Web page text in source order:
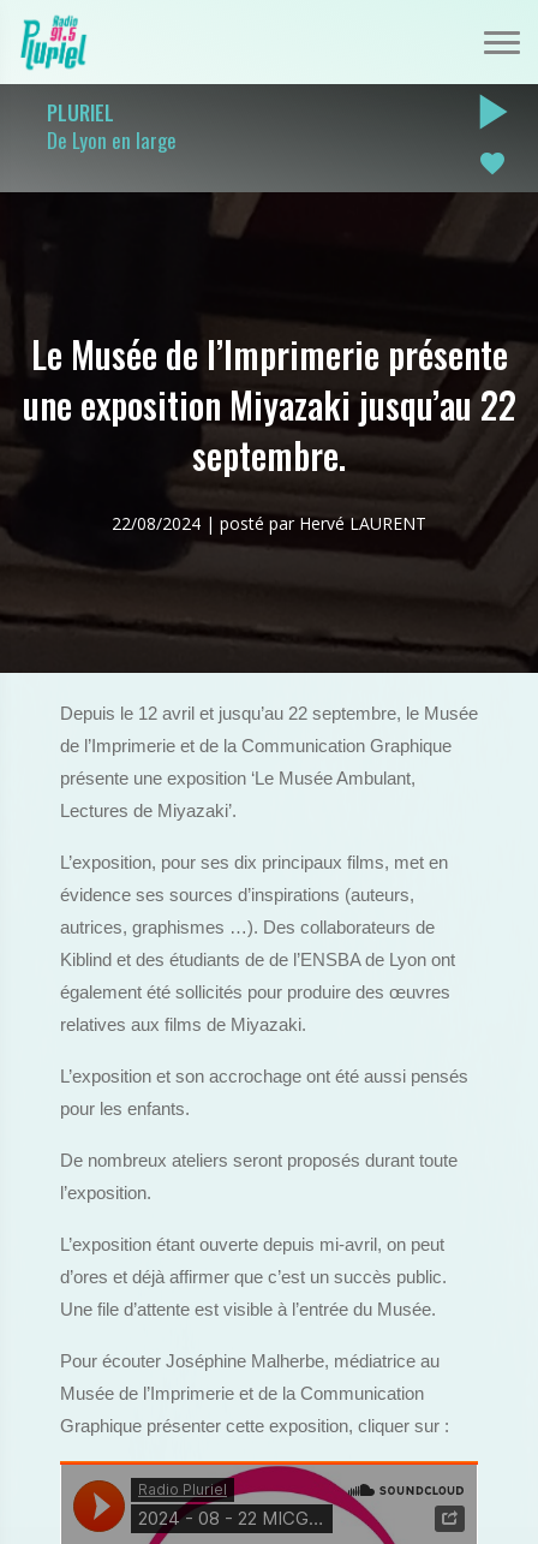
PLURIEL
De Lyon en large
play_arrow
favorite
Le Musée de l’Imprimerie présente
une exposition Miyazaki jusqu’au 22
septembre.
22/08/2024 | posté par Hervé LAURENT
Depuis le 12 avril et jusqu’au 22 septembre, le Musée
de l’Imprimerie et de la Communication Graphique
présente une exposition ‘Le Musée Ambulant,
Lectures de Miyazaki’.
L’exposition, pour ses dix principaux films, met en
évidence ses sources d’inspirations (auteurs,
autrices, graphismes …). Des collaborateurs de
Kiblind et des étudiants de de l’ENSBA de Lyon ont
également été sollicités pour produire des œuvres
relatives aux films de Miyazaki.
L’exposition et son accrochage ont été aussi pensés
pour les enfants.
De nombreux ateliers seront proposés durant toute
l’exposition.
L’exposition étant ouverte depuis mi-avril, on peut
d’ores et déjà affirmer que c’est un succès public.
Une file d’attente est visible à l’entrée du Musée.
Pour écouter Joséphine Malherbe, médiatrice au
Musée de l’Imprimerie et de la Communication
Graphique présenter cette exposition, cliquer sur :